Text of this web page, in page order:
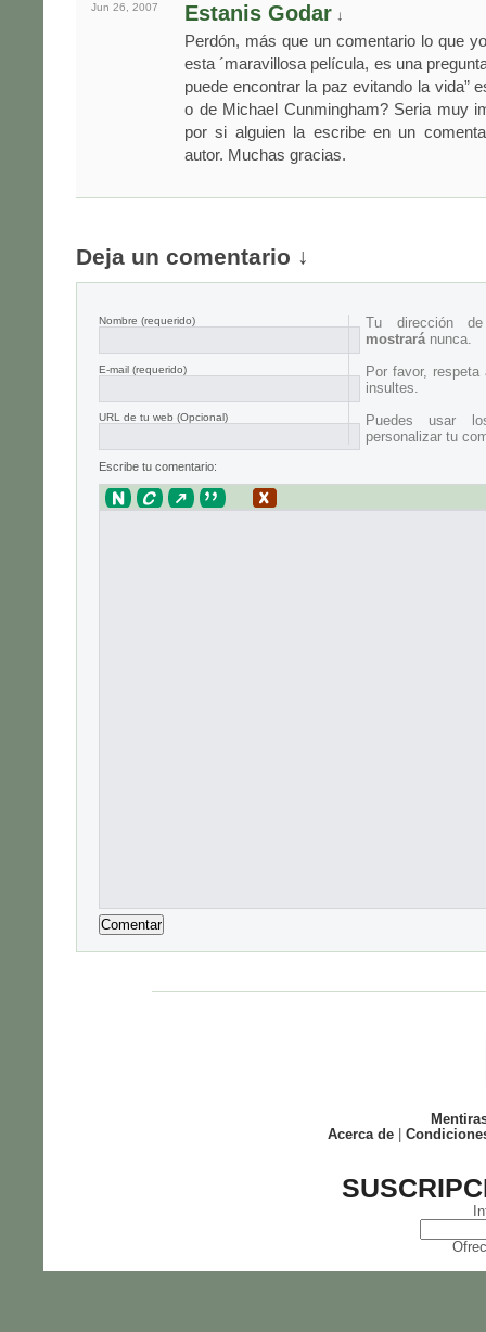
Jun 26, 2007 Estanis Godar ↓
Perdón, más que un comentario lo que
esta ´maravillosa película, es una
puede encontrar la paz evitando la vida”
o de Michael Cunmingham? Seria muy
por si alguien la escribe en un
autor. Muchas gracias.
Deja un comentario ↓
Nombre (requerido)
E-mail (requerido)
URL de tu web (Opcional)
Tu dirección
mostraránunca.
Por favor,
insultes.
Puedes usar
personalizar tu
Escribe tu comentario:
Acerca de